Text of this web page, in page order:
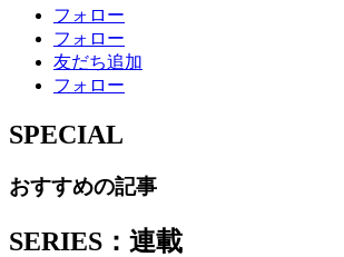
フォロー
フォロー
友だち追加
フォロー
SPECIAL
おすすめの記事
SERIES：連載